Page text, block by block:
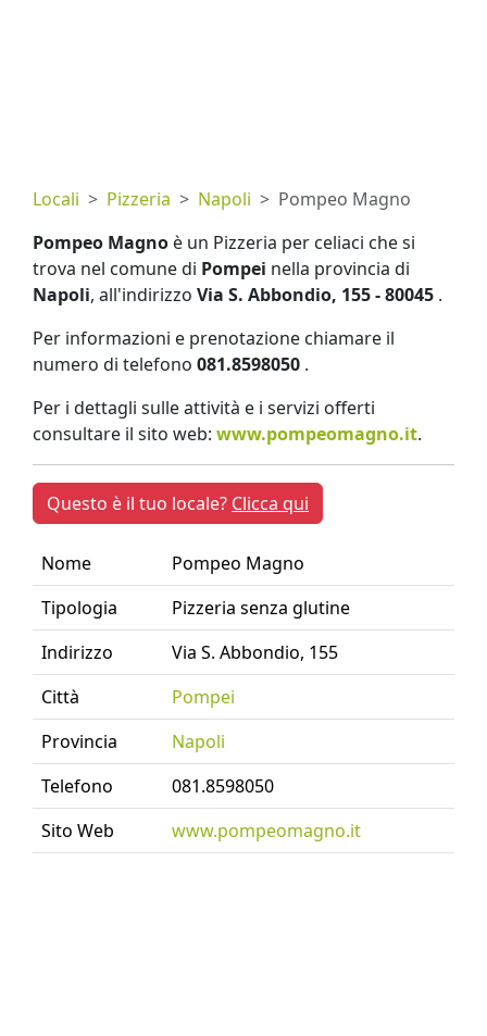
Locali Pizzeria Napoli
Pompeo Magno
Pompeo Magno è un Pizzeria per celiaci che si
trova nel comune di Pompei nella provincia di
Napoli, all'indirizzo Via S. Abbondio, 155 - 80045 .
Per informazioni e prenotazione chiamare il
numero di telefono 081.8598050 .
Per i dettagli sulle attività e i servizi offerti
consultare il sito web: www.pompeomagno.it.
Questo è il tuo locale? Clicca qui
Nome
Pompeo Magno
Tipologia
Pizzeria senza glutine
Indirizzo
Via S. Abbondio, 155
Città
Pompei
Provincia
Napoli
Telefono
081.8598050
Sito Web
www.pompeomagno.it